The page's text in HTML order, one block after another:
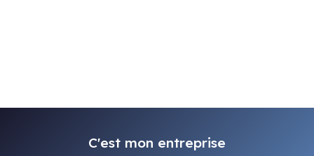
C'est mon entreprise